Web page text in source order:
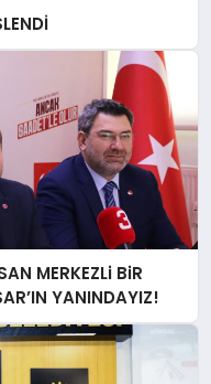
MERKEZLi BiR
YANINDAYIZ!